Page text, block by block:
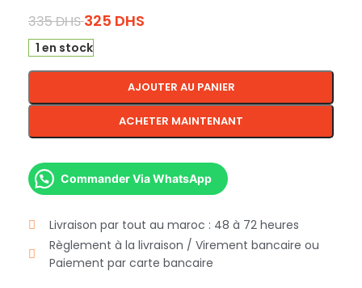
335DHS 325 DHS
1 en stock
AJOUTER AU PANIER
ACHETER MAINTENANT
Commander Via WhatsApp
Livraison par tout au maroc : 48 à 72 heures
Règlement à la livraison / Virement bancaire ou
Paiement par carte bancaire